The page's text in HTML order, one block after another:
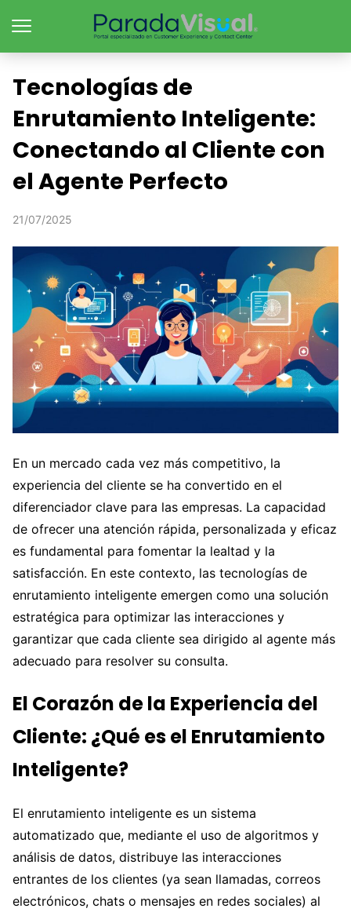
Tecnologías de
Enrutamiento Inteligente:
Conectando al Cliente con
el Agente Perfecto
21/07/2025
En un mercado cada vez más competitivo, la
experiencia del cliente se ha convertido en el
diferenciador clave para las empresas. La capacidad
de ofrecer una atención rápida, personalizada y eficaz
es fundamental para fomentar la lealtad y la
satisfacción. En este contexto, las tecnologías de
enrutamiento inteligente emergen como una solución
estratégica para optimizar las interacciones y
garantizar que cada cliente sea dirigido al agente más
adecuado para resolver su consulta.
El Corazón de la Experiencia del
Cliente: ¿Qué es el Enrutamiento
Inteligente?
El enrutamiento inteligente es un sistema
automatizado que, mediante el uso de algoritmos y
análisis de datos, distribuye las interacciones
entrantes de los clientes (ya sean llamadas, correos
electrónicos, chats o mensajes en redes sociales) al